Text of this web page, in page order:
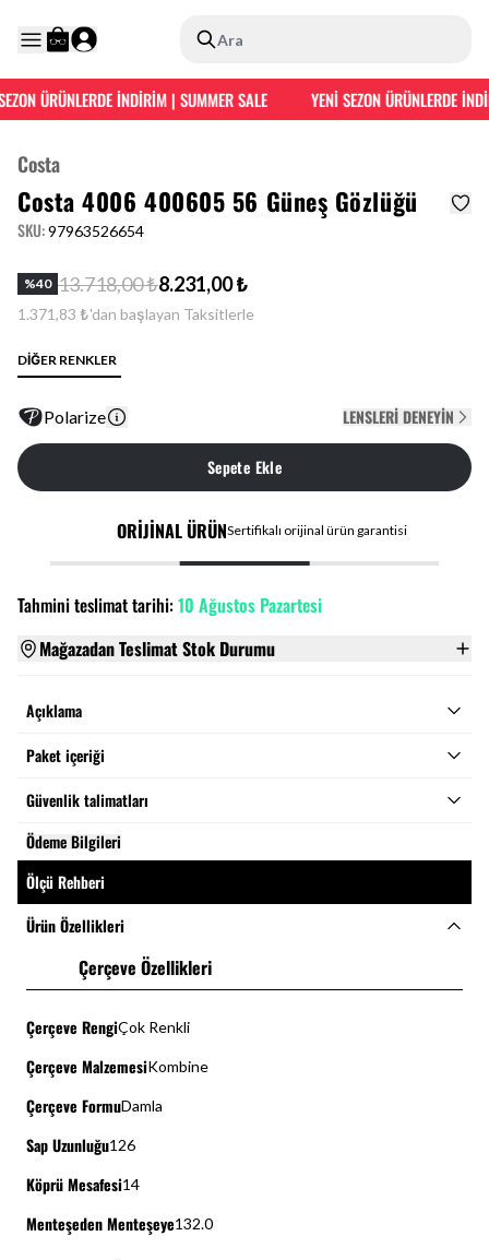
Ara
ÜRÜNLERDE İNDİRİM | SUMMER SALE YENİ SEZON ÜRÜNLERDE
Costa
Costa 4006 400605 56 Güneş Gözlüğü
SKU:97963526654
%40 13.718,00 ₺8.231,00 ₺
1.371,83 ₺'dan başlayan Taksitlerle
DİĞER RENKLER
Polarize LENSLERI DENEYIN
Sepete Ekle
ORİJİNAL ÜRÜNSertifikalı orijinal ürün garantisi
Tahmini teslimat tarihi:10 Ağustos Pazartesi
Mağazadan Teslimat Stok Durumu
Açıklama
Paket içeriği
Güvenlik talimatları
Ödeme Bilgileri
Ölçü Rehberi
Ürün Özellikleri
Çerçeve Özellikleri
Çerçeve RengiÇok Renkli
Çerçeve MalzemesiKombine
Çerçeve FormuDamla
Sap Uzunluğu126
Köprü Mesafesi14
Menteşeden Menteşeye132.0